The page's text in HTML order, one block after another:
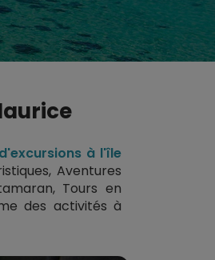
à l'île
,Aventures
, Tours en
des activités à